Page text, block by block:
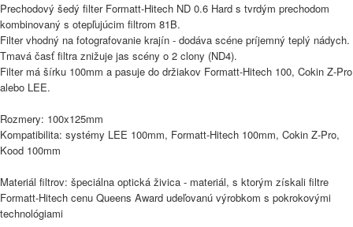
Prechodový šedý filter Formatt-Hitech ND 0.6 Hard s tvrdým prechodom
kombinovaný s otepľujúcim filtrom 81B.
Filter vhodný na fotografovanie krajín - dodáva scéne príjemný teplý nádych.
Tmavá časť filtra znižuje jas scény o 2 clony (ND4).
Filter má šírku 100mm a pasuje do držiakov Formatt-Hitech 100, Cokin Z-Pro
alebo LEE.
Rozmery: 100x125mm
Kompatibilita: systémy LEE 100mm, Formatt-Hitech 100mm, Cokin Z-Pro,
Kood 100mm
Materiál filtrov: špeciálna optická živica - materiál, s ktorým získali filtre
Formatt-Hitech cenu Queens Award udeľovanú výrobkom s pokrokovými
technológiami